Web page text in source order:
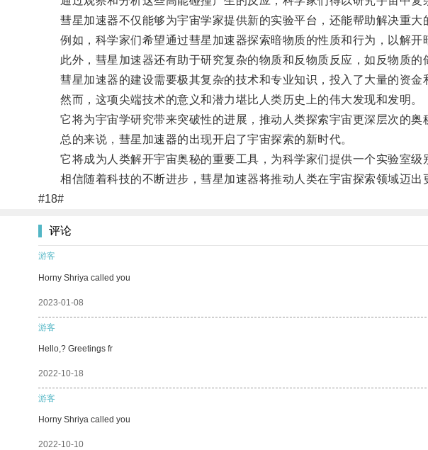
彗星加速器不仅能够为宇宙学家提供新的实验平台，还能帮助解决重大
例如，科学家们希望通过彗星加速器探索暗物质的性质和行为，以解开
此外，彗星加速器还有助于研究复杂的物质和反物质反应，如反物质的
彗星加速器的建设需要极其复杂的技术和专业知识，投入了大量的资金
然而，这项尖端技术的意义和潜力堪比人类历史上的伟大发现和发明。
它将为宇宙学研究带来突破性的进展，推动人类探索宇宙更深层次的奥
总的来说，彗星加速器的出现开启了宇宙探索的新时代。
它将成为人类解开宇宙奥秘的重要工具，为科学家们提供一个实验室级
相信随着科技的不断进步，彗星加速器将推动人类在宇宙探索领域迈出
#18#
评论
游客
Horny Shriya called you
2023-01-08
游客
Hello,? Greetings fr
2022-10-18
游客
Horny Shriya called you
2022-10-10